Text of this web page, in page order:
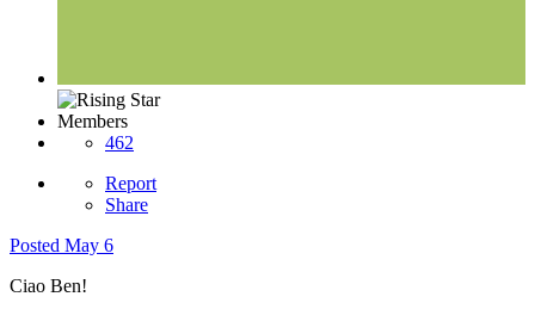
Members
462
Report
Share
Posted May 6
Ciao Ben!